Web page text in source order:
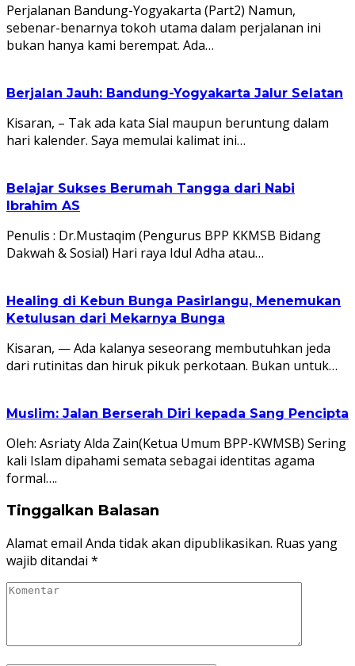
Perjalanan Bandung-Yogyakarta (Part2) Namun,
sebenar-benarnya tokoh utama dalam perjalanan ini
bukan hanya kami berempat. Ada…
Berjalan Jauh: Bandung-Yogyakarta Jalur Selatan
Kisaran, – Tak ada kata Sial maupun beruntung dalam
hari kalender. Saya memulai kalimat ini…
Belajar Sukses Berumah Tangga dari Nabi
Ibrahim AS
Penulis : Dr.Mustaqim (Pengurus BPP KKMSB Bidang
Dakwah & Sosial) Hari raya Idul Adha atau…
Healing di Kebun Bunga Pasirlangu, Menemukan
Ketulusan dari Mekarnya Bunga
Kisaran, — Ada kalanya seseorang membutuhkan jeda
dari rutinitas dan hiruk pikuk perkotaan. Bukan untuk…
Muslim: Jalan Berserah Diri kepada Sang Pencipta
Oleh: Asriaty Alda Zain(Ketua Umum BPP-KWMSB) Sering
kali Islam dipahami semata sebagai identitas agama
formal….
Tinggalkan Balasan
Alamat email Anda tidak akan dipublikasikan. Ruas yang
wajib ditandai *